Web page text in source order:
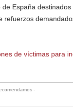
España
de víctimas para
-